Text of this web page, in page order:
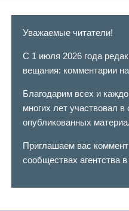
Уважаемые читатели!
С 1 июля 2026 года
вещания: комментарии
Благодарим всех и
многих лет участвовал
опубликованных
Приглашаем вас
сообществах агентства